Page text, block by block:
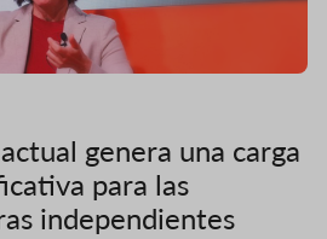
genera una carga
para las
independientes